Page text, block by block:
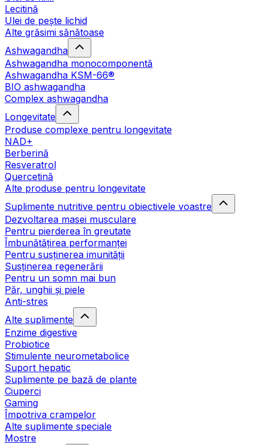
Lecitină
Ulei de pește lichid
Alte grăsimi sănătoase
Ashwagandha
Ashwagandha monocomponentă
Ashwagandha KSM-66®
BIO ashwagandha
Complex ashwagandha
Longevitate
Produse complexe pentru longevitate
NAD+
Berberină
Resveratrol
Quercetină
Alte produse pentru longevitate
Suplimente nutritive pentru obiectivele voastre
Dezvoltarea masei musculare
Pentru pierderea în greutate
Îmbunătățirea performanței
Pentru susținerea imunității
Susținerea regenerării
Pentru un somn mai bun
Păr, unghii și piele
Anti-stres
Alte suplimente
Enzime digestive
Probiotice
Stimulente neurometabolice
Suport hepatic
Suplimente pe bază de plante
Ciuperci
Gaming
Împotriva crampelor
Alte suplimente speciale
Mostre